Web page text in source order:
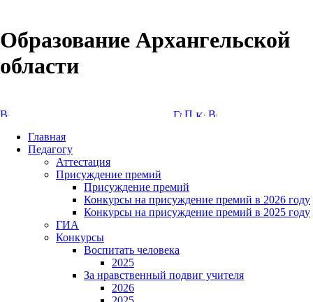
Образование Архангельской
области
Главная
Педагогу
Аттестация
Присуждение премий
Присуждение премий
Конкурсы на присуждение премий в 2026 году
Конкурсы на присуждение премий в 2025 году
ГИА
Конкурсы
Воспитать человека
2025
За нравственный подвиг учителя
2026